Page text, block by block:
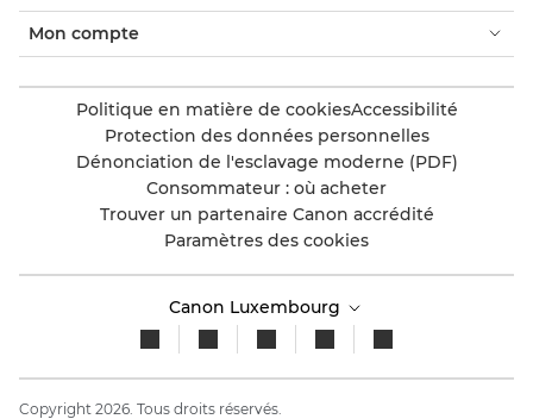
Mon compte
Politique en matière de cookiesAccessibilité
Protection des données personnelles
Dénonciation de l'esclavage moderne (PDF)
Consommateur : où acheter
Trouver un partenaire Canon accrédité
Paramètres des cookies
Canon Luxembourg
Copyright 2026. Tous droits réservés.